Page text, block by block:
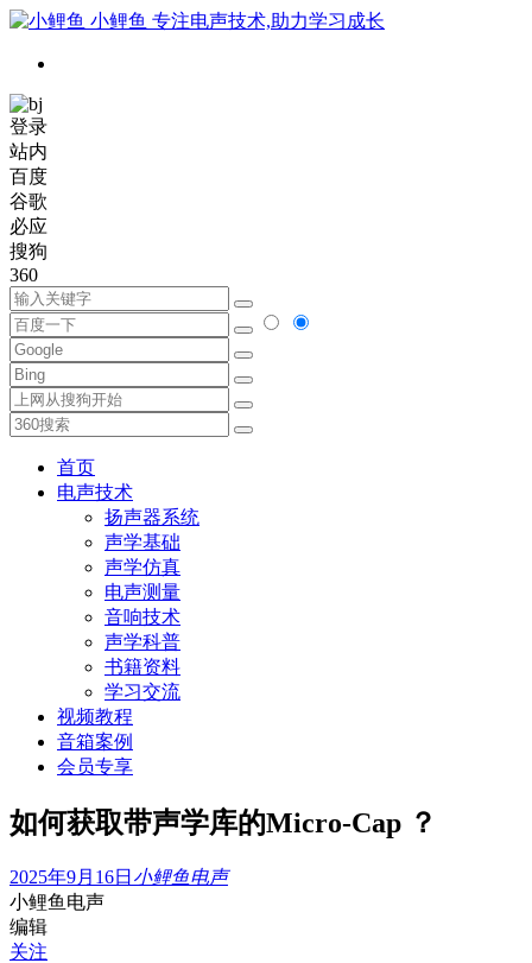
小鲤鱼 专注电声技术,助力学习成长
登录
站内
百度
谷歌
必应
搜狗
360
首页
电声技术
扬声器系统
声学基础
声学仿真
电声测量
音响技术
声学科普
书籍资料
学习交流
视频教程
音箱案例
会员专享
如何获取带声学库的Micro-Cap ？
2025年9月16日 小鲤鱼电声
小鲤鱼电声
编辑
关注